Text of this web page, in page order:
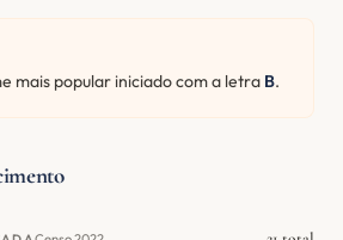
mais popular iniciado com a letra B.